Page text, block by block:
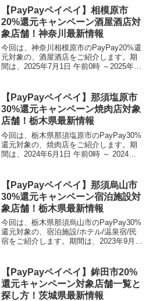
【PayPayペイペイ】相模原市
20%還元キャンペーン酒屋酒店対
象店舗！神奈川最新情報
今回は、神奈川相模原市のPayPay20%還
元対象の、酒屋酒店をご紹介します。期
間は、2025年7月1日 午前0時 ～2025年7
になりま...
【PayPayペイペイ】那須塩原市
30%還元キャンペーン焼肉店対象
店舗！栃木県最新情報
今回は、栃木県那須塩原市のPayPay30%
還元対象の、焼肉店をご紹介します。期
間は、2024年6月1日 午前0時 ～ 2024年6
予約OK！最大10％ポ...
【PayPayペイペイ】那須烏山市
30%還元キャンペーン宿泊施設対
象店舗！栃木県最新情報
今回は、栃木県那須烏山市のPayPay30%
還元対象の、宿泊施設/ホテル/温泉宿/民
宿をご紹介します。期間は、2023年9月1
ん】国内24000軒の宿を...
【PayPayペイペイ】鉾田市20%
還元キャンペーン対象店舗一覧と
探し方！茨城県最新情報